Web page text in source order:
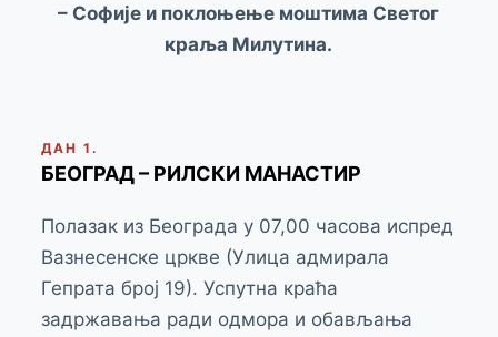
– Софије и поклоњење моштима Светог
краља Милутина.
ДАН 1.
БЕОГРАД – РИЛСКИ МАНАСТИР
Полазак из Београда у 07,00 часова испред
Вазнесенске цркве (Улица адмирала
Гепрата број 19). Успутна краћа
задржавања ради одмора и обављања